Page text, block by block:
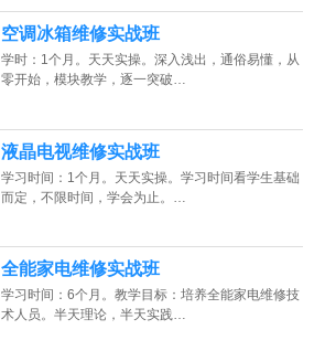
空调冰箱维修实战班
学时：1个月。天天实操。深入浅出，通俗易懂，从
零开始，模块教学，逐一突破…
液晶电视维修实战班
学习时间：1个月。天天实操。学习时间看学生基础
而定，不限时间，学会为止。…
全能家电维修实战班
学习时间：6个月。教学目标：培养全能家电维修技
术人员。半天理论，半天实践…